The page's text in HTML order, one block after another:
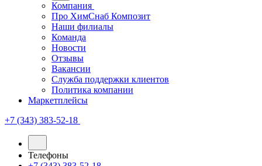
Компания
Про ХимСнаб Композит
Наши филиалы
Команда
Новости
Отзывы
Вакансии
Служба поддержки клиентов
Политика компании
Маркетплейсы
+7 (343) 383-52-18
Телефоны